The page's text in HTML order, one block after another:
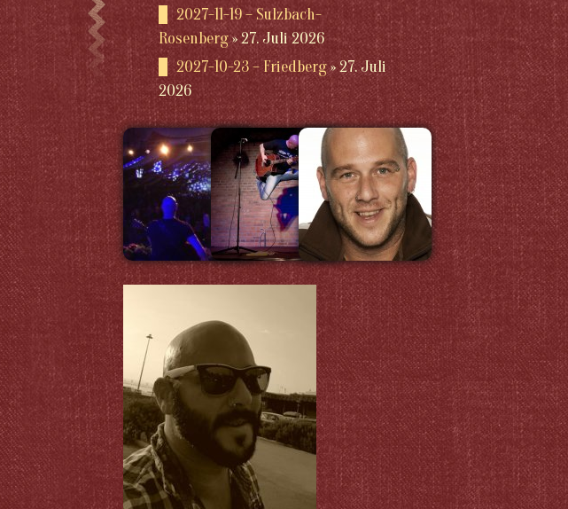
2027-11-19 – Sulzbach-
Rosenberg
27. Juli 2026
2027-10-23 – Friedberg
27. Juli
2026